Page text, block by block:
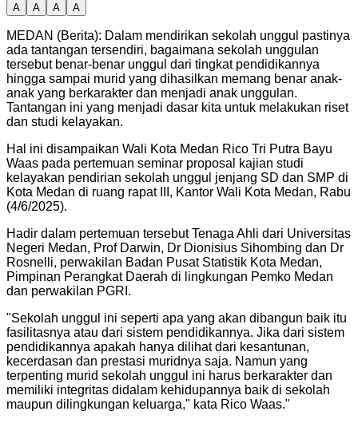
A A A A
MEDAN (Berita): Dalam mendirikan sekolah unggul pastinya
ada tantangan tersendiri, bagaimana sekolah unggulan
tersebut benar-benar unggul dari tingkat pendidikannya
hingga sampai murid yang dihasilkan memang benar anak-
anak yang berkarakter dan menjadi anak unggulan.
Tantangan ini yang menjadi dasar kita untuk melakukan riset
dan studi kelayakan.
Hal ini disampaikan Wali Kota Medan Rico Tri Putra Bayu
Waas pada pertemuan seminar proposal kajian studi
kelayakan pendirian sekolah unggul jenjang SD dan SMP di
Kota Medan di ruang rapat III, Kantor Wali Kota Medan, Rabu
(4/6/2025).
Hadir dalam pertemuan tersebut Tenaga Ahli dari Universitas
Negeri Medan, Prof Darwin, Dr Dionisius Sihombing dan Dr
Rosnelli, perwakilan Badan Pusat Statistik Kota Medan,
Pimpinan Perangkat Daerah di lingkungan Pemko Medan
dan perwakilan PGRI.
"Sekolah unggul ini seperti apa yang akan dibangun baik itu
fasilitasnya atau dari sistem pendidikannya. Jika dari sistem
pendidikannya apakah hanya dilihat dari kesantunan,
kecerdasan dan prestasi muridnya saja. Namun yang
terpenting murid sekolah unggul ini harus berkarakter dan
memiliki integritas didalam kehidupannya baik di sekolah
maupun dilingkungan keluarga," kata Rico Waas."